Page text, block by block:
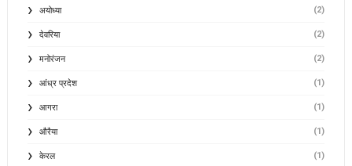
अयोध्या (2)
देवरिया (2)
मनोरंजन (2)
आंध्र प्रदेश (1)
आगरा (1)
औरैया (1)
केरल (1)